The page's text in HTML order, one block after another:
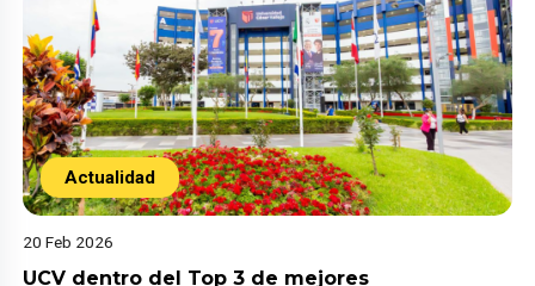
Actualidad
20 Feb 2026
UCV dentro del Top 3 de mejores